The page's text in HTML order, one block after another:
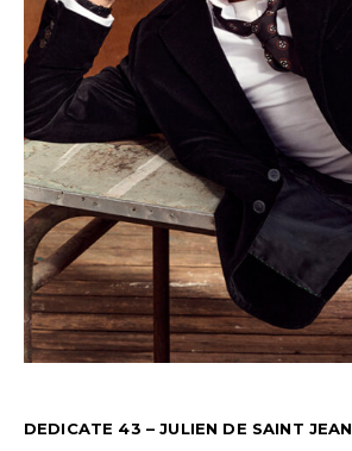
DEDICATE 43 – JULIEN DE SAINT JEAN